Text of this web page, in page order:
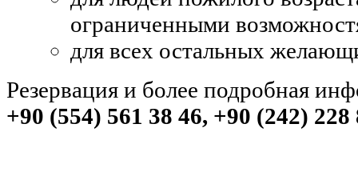
ограниченными
для всех остальных
Резервация и более подробная
+90 (554) 561 38 46, +90 (242) 228